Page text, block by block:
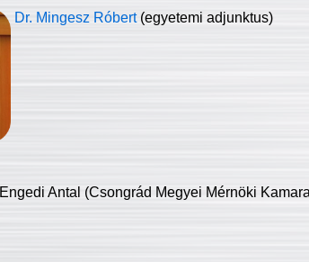
Dr. Mingesz Róbert (egyetemi adjunktus)
Engedi Antal (Csongrád Megyei Mérnöki